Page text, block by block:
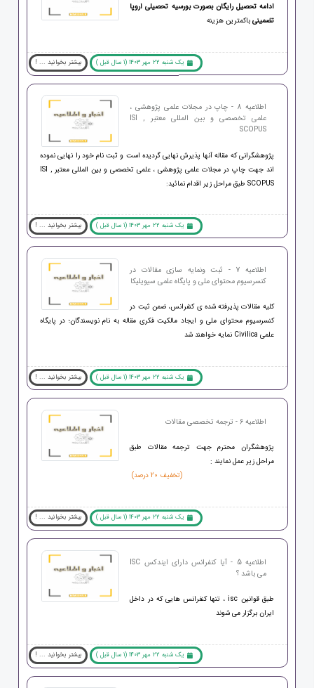
ادامه تحصیل رایگان بصورت بورسیه تحصیلی اروپا
تضمینی باکمترین هزینه
یک شنبه 22 مهر 1403 (1 سال قبل ) بیشتر بخوانید ... !
اطلاعیه 8 - چاپ در مجلات علمی پژوهشی ،
علمی تخصصی و بین المللی معتبر ISI ,
SCOPUS
پژوهشگرانی که مقاله آنها پذیرش نهایی گردیده است و ثبت نام خود را نهایی نموده
اند جهت چاپ در مجلات علمی پژوهشی ، علمی تخصصی و بین المللی معتبر ISI ,
SCOPUS طبق مراحل زیر اقدام نمائید:
یک شنبه 22 مهر 1403 (1 سال قبل ) بیشتر بخوانید ... !
اطلاعیه 7 - ثبت ونمایه سازی مقالات در
کنسرسیوم محتوای ملی و پایگاه علمی سیویلیکا
کلیه مقالات پذیرفته شده ی کنفرانس، ضمن ثبت در
کنسرسیوم محتوای ملی و ایجاد مالکیت فکری مقاله به نام نویسندگان؛ در پایگاه
علمی Civilica نمایه خواهند شد
یک شنبه 22 مهر 1403 (1 سال قبل ) بیشتر بخوانید ... !
اطلاعیه 6 - ترجمه تخصصی مقالات
پژوهشگران محترم جهت ترجمه مقالات طبق
مراحل زیر عمل نمایند :
(تخفیف 20 درصد)
یک شنبه 22 مهر 1403 (1 سال قبل ) بیشتر بخوانید ... !
اطلاعیه 5 - آیا کنفرانس دارای ایندکس ISC
می باشد ؟
طبق قوانین isc ، تنها کنفرانس هایی که در داخل
ایران برگزار می شوند
یک شنبه 22 مهر 1403 (1 سال قبل ) بیشتر بخوانید ... !